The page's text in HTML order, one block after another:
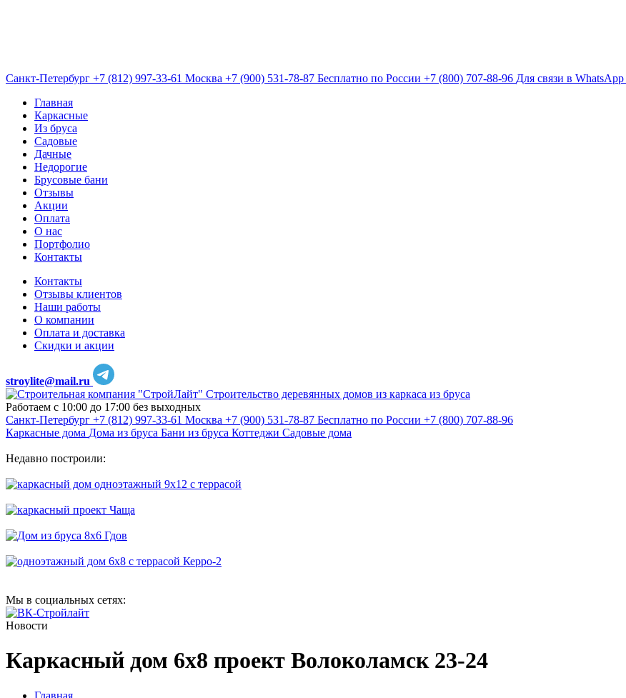
Санкт-Петербург +7 (812) 997-33-61 Москва +7 (900) 531-78-87 Бесплатно по России +7 (800) 707-88-96 Для связи в WhatsApp
Главная
Каркасные
Из бруса
Садовые
Дачные
Недорогие
Брусовые бани
Отзывы
Акции
Оплата
О нас
Портфолио
Контакты
Контакты
Отзывы клиентов
Наши работы
О компании
Оплата и доставка
Скидки и акции
stroylite@mail.ru
Строительство деревянных домов из каркаса из бруса
Работаем с 10:00 до 17:00 без выходных
Санкт-Петербург +7 (812) 997-33-61 Москва +7 (900) 531-78-87 Бесплатно по России +7 (800) 707-88-96
Каркасные дома Дома из бруса Бани из бруса Коттеджи Садовые дома
Недавно построили:
Мы в социальных сетях:
Новости
Каркасный дом 6х8 проект Волоколамск 23-24
Главная